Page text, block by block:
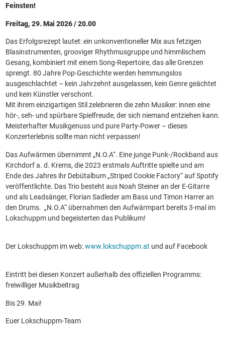
Feinsten!
Freitag, 29. Mai 2026 / 20.00
Das Erfolgsrezept lautet: ein unkonventioneller Mix aus fetzigen
Blasinstrumenten, grooviger Rhythmusgruppe und himmlischem
Gesang, kombiniert mit einem Song-Repertoire, das alle Grenzen
sprengt. 80 Jahre Pop-Geschichte werden hemmungslos
ausgeschlachtet – kein Jahrzehnt ausgelassen, kein Genre geächtet
und kein Künstler verschont.
Mit ihrem einzigartigen Stil zelebrieren die zehn Musiker: innen eine
hör-, seh- und spürbare Spielfreude, der sich niemand entziehen kann.
Meisterhafter Musikgenuss und pure Party-Power – dieses
Konzerterlebnis sollte man nicht verpassen!
Das Aufwärmen übernimmt „N.O.A“. Eine junge Punk-/Rockband aus
Kirchdorf a. d. Krems, die 2023 erstmals Auftritte spielte und am
Ende des Jahres ihr Debütalbum „Striped Cookie Factory“ auf Spotify
veröffentlichte. Das Trio besteht aus Noah Steiner an der E-Gitarre
und als Leadsänger, Florian Sadleder am Bass und Timon Harrer an
den Drums. „N.O.A“ übernahmen den Aufwärmpart bereits 3-mal im
Lokschuppm und begeisterten das Publikum!
Der Lokschuppm im web:www.lokschuppm.at und auf Facebook
Eintritt bei diesen Konzert außerhalb des offiziellen Programms:
freiwilliger Musikbeitrag
Bis 29. Mai!
Euer Lokschuppm-Team